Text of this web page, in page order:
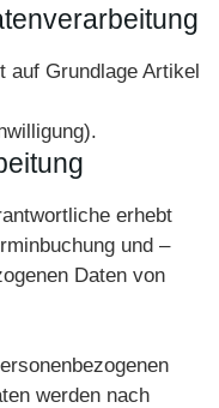
auf Grundlage Artikel
erhebt
und –
Daten von
werden nach